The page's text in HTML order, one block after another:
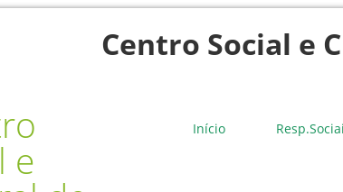
Centro Social e
Início